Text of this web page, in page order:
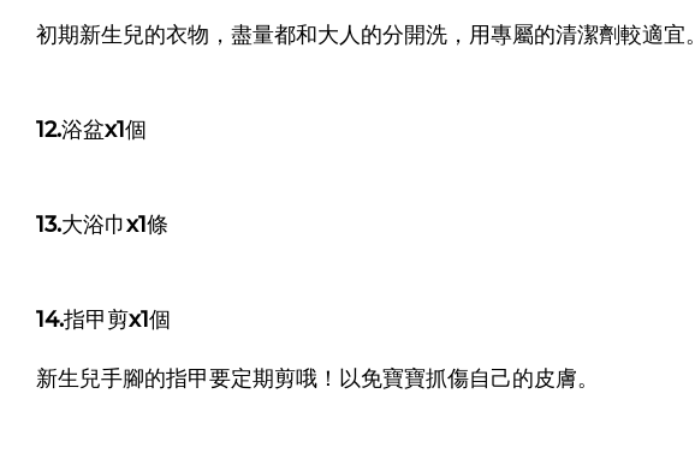
初期新生兒的衣物，盡量都和大人的分開洗，用專屬的清潔劑較適宜。
12.浴盆x1個
13.大浴巾x1條
14.指甲剪x1個
新生兒手腳的指甲要定期剪哦！ 以免寶寶抓傷自己的皮膚。